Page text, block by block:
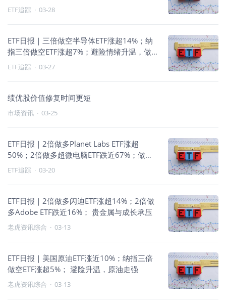
金属走强
ETF追踪 · 03-28
ETF日报｜三倍做空半导体ETF涨超14%；纳
指三倍做空ETF涨超7%；避险情绪升温，做
空与原油主题走强
ETF追踪 · 03-27
绩优股价值修复时间更短
市场资讯 · 03-25
ETF日报｜2倍做多Planet Labs ETF涨超
50%；2倍做多超微电脑ETF跌近67%；做空
与波动率策略领跑
ETF追踪 · 03-20
ETF日报｜2倍做多闪迪ETF涨超14%；2倍做
多Adobe ETF跌近16%； 贵金属与成长承压
老虎资讯综合 · 03-13
ETF日报｜美国原油ETF涨近10%；纳指三倍
做空ETF涨超5%； 避险升温，原油走强
老虎资讯综合 · 03-13